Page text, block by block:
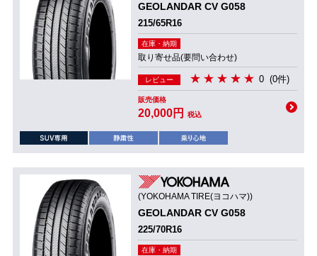
GEOLANDAR CV G058
215/65R16
在庫・納期
取り寄せ品(要問い合わせ)
レビュー 0 (0件)
販売価格
20,000円 税込
(YOKOHAMA TIRE(ヨコハマ))
GEOLANDAR CV G058
225/70R16
在庫・納期